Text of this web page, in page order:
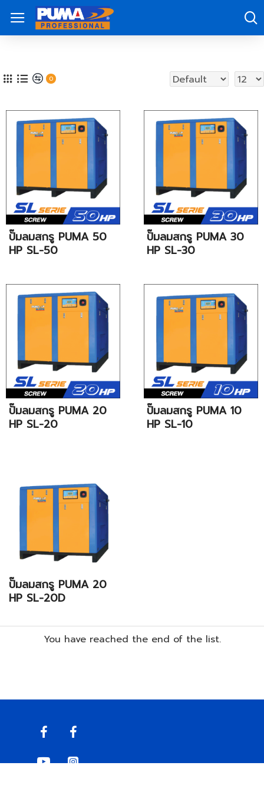
0
ปั๊มลมสกรู PUMA 50
HP SL-50
ปั๊มลมสกรู PUMA 30
HP SL-30
ปั๊มลมสกรู PUMA 20
HP SL-20
ปั๊มลมสกรู PUMA 10
HP SL-10
ปั๊มลมสกรู PUMA 20
HP SL-20D
You have reached the end of the list.